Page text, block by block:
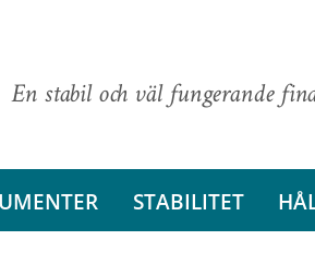
En stabil och väl fungerande
STABILITET